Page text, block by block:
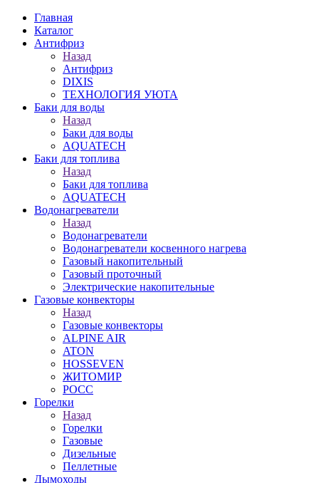
Главная
Каталог
Антифриз
Назад
Антифриз
DIXIS
ТЕХНОЛОГИЯ УЮТА
Баки для воды
Назад
Баки для воды
AQUATECH
Баки для топлива
Назад
Баки для топлива
AQUATECH
Водонагреватели
Назад
Водонагреватели
Водонагреватели косвенного нагрева
Газовый накопительный
Газовый проточный
Электрические накопительные
Газовые конвекторы
Назад
Газовые конвекторы
ALPINE AIR
ATON
HOSSEVEN
ЖИТОМИР
РОСС
Горелки
Назад
Горелки
Газовые
Дизельные
Пеллетные
Дымоходы